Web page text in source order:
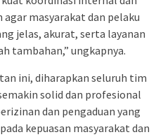
masyarakat dan pelaku
jelas, akurat, serta layanan
tambahan,” ungkapnya.
ini, diharapkan seluruh tim
solid dan profesional
dan pengaduan yang
kepuasan masyarakat dan